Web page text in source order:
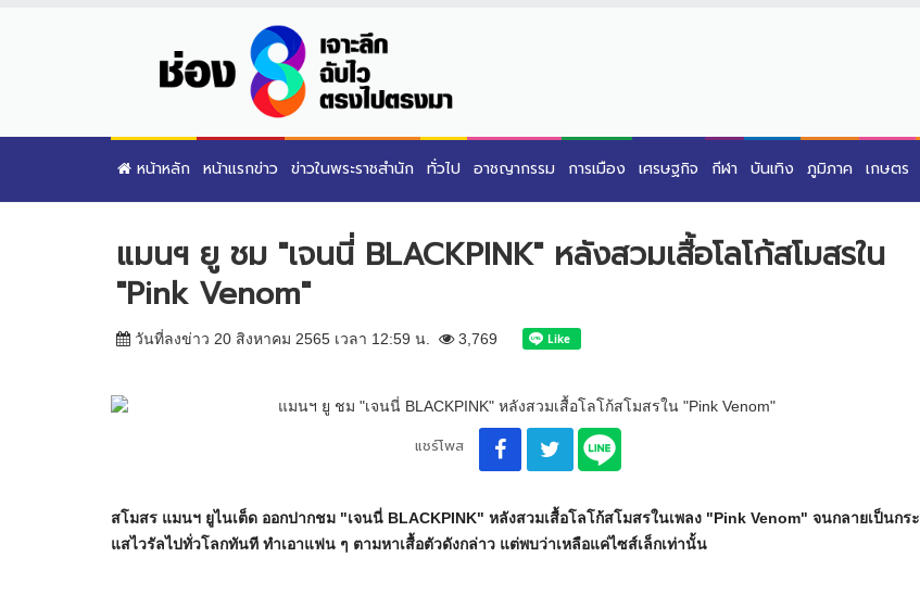
หน้าหลัก หน้าแรกข่าว ข่าวในพระราชสำนัก ทั่วไป อาชญากรรม การเมือง เศรษฐกิจ กีฬา บันเทิง ภูมิภาค เกษตร
แมนฯ ยู ชม "เจนนี่ BLACKPINK" หลังสวมเสื้อโลโก้สโมสรใน
"Pink Venom"
วันที่ลงข่าว 20 สิงหาคม 2565 เวลา 12:59 น. 3,769
แชร์โพส
สโมสร แมนฯ ยูไนเต็ด ออกปากชม "เจนนี่ BLACKPINK" หลังสวมเสื้อโลโก้สโมสรในเพลง "Pink Venom" จนกลายเป็นกระ
แสไวรัลไปทั่วโลกทันที ทำเอาแฟน ๆ ตามหาเสื้อตัวดังกล่าว แต่พบว่าเหลือแค่ไซส์เล็กเท่านั้น